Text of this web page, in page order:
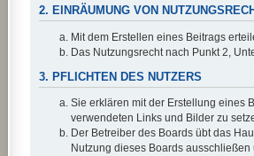
2. EINRÄUMUNG VON
Mit dem Erstellen eines Beitrags
Das Nutzungsrecht nach Punkt 2,
3. PFLICHTEN DES NUTZERS
Sie erklären mit der Erstellung eines
verwendeten Links und Bilder zu
Der Betreiber des Boards übt das
Nutzung dieses Boards